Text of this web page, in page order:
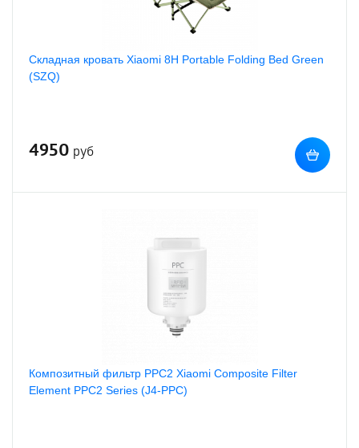
Складная кровать Xiaomi 8H Portable Folding Bed Green
(SZQ)
4950 руб
Композитный фильтр PPC2 Xiaomi Composite Filter
Element PPC2 Series (J4-PPC)